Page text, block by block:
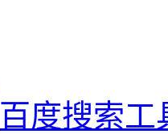
百度搜索工